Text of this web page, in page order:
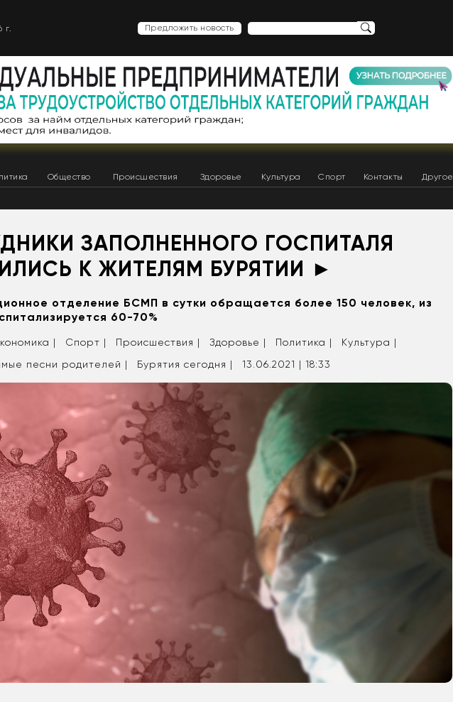
г. Предложить новость
Общество Происшествия Здоровье Культура Спорт Контакты Другое
ЗАПОЛНЕННОГО ГОСПИТАЛЯ
К ЖИТЕЛЯМ БУРЯТИИ ►
отделение БСМП в сутки обращается более 150 человек, из
60-70%
| Спорт | Происшествия | Здоровье | Политика |
Культура |
песни родителей | Бурятия сегодня | 13.06.2021 | 18:33